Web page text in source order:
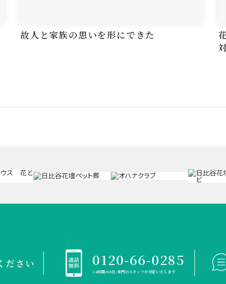
故人と家族の思いを形にできた
ださい 0120-66-0285
24時間365日、専門のスタッフが対応いたします